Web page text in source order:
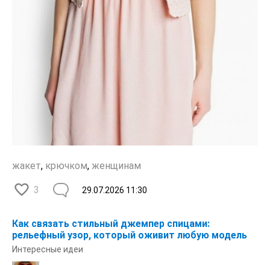
жакет, крючком, женщинам
3 29.07.2026 11:30
Как связать стильный джемпер спицами:
рельефный узор, который оживит любую модель
Интересные идеи